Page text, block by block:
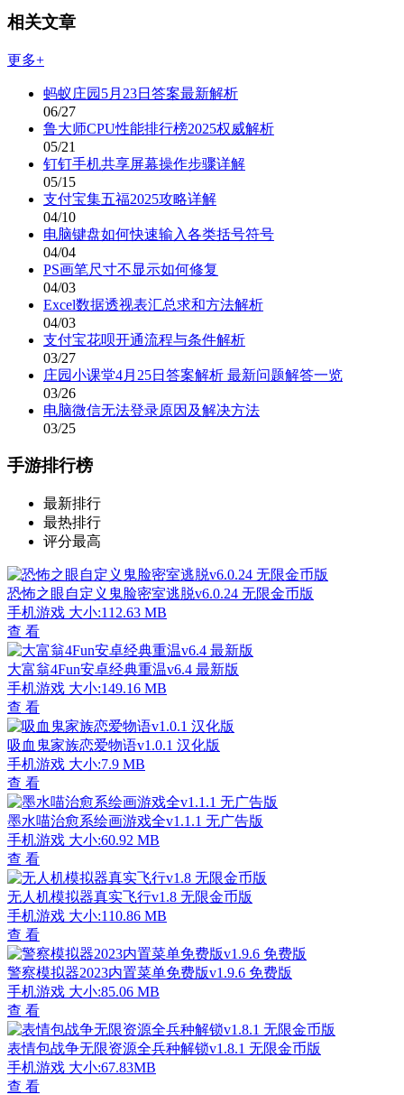
相关文章
更多+
蚂蚁庄园5月23日答案最新解析
06/27
鲁大师CPU性能排行榜2025权威解析
05/21
钉钉手机共享屏幕操作步骤详解
05/15
支付宝集五福2025攻略详解
04/10
电脑键盘如何快速输入各类括号符号
04/04
PS画笔尺寸不显示如何修复
04/03
Excel数据透视表汇总求和方法解析
04/03
支付宝花呗开通流程与条件解析
03/27
庄园小课堂4月25日答案解析 最新问题解答一览
03/26
电脑微信无法登录原因及解决方法
03/25
手游排行榜
最新排行
最热排行
评分最高
恐怖之眼自定义鬼脸密室逃脱v6.0.24 无限金币版
手机游戏 大小:112.63 MB
查 看
大富翁4Fun安卓经典重温v6.4 最新版
手机游戏 大小:149.16 MB
查 看
吸血鬼家族恋爱物语v1.0.1 汉化版
手机游戏 大小:7.9 MB
查 看
墨水喵治愈系绘画游戏全v1.1.1 无广告版
手机游戏 大小:60.92 MB
查 看
无人机模拟器真实飞行v1.8 无限金币版
手机游戏 大小:110.86 MB
查 看
警察模拟器2023内置菜单免费版v1.9.6 免费版
手机游戏 大小:85.06 MB
查 看
表情包战争无限资源全兵种解锁v1.8.1 无限金币版
手机游戏 大小:67.83MB
查 看